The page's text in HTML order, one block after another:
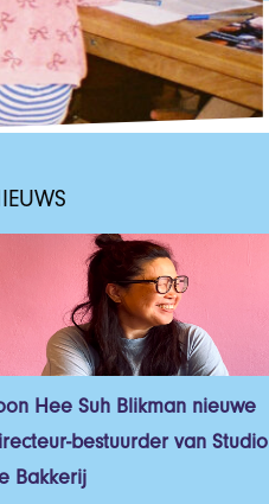
Hee Suh Blikman nieuwe
bestuurder van Studio
Bakkerij